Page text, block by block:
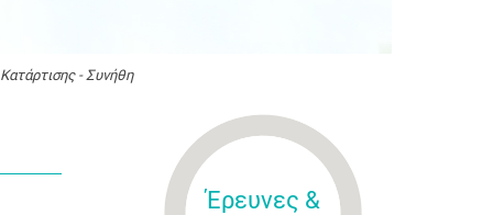
- Συνήθη
Έρευνες &